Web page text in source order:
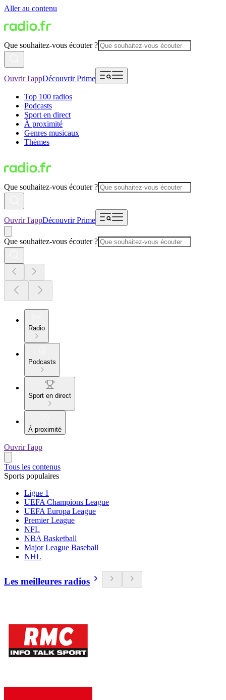
Aller au contenu
Que souhaitez-vous écouter ?
Ouvrir l'appDécouvrir Prime
Top 100 radios
Podcasts
Sport en direct
À proximité
Genres musicaux
Thèmes
Que souhaitez-vous écouter ?
Ouvrir l'appDécouvrir Prime
Que souhaitez-vous écouter ?
Radio
Podcasts
Sport en direct
À proximité
Ouvrir l'app
Tous les contenus
Sports populaires
Ligue 1
UEFA Champions League
UEFA Europa League
Premier League
NFL
NBA Basketball
Major League Baseball
NHL
Les meilleures radios